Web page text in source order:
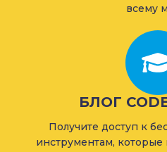
всему
БЛОГ
Получите доступ к
инструментам,